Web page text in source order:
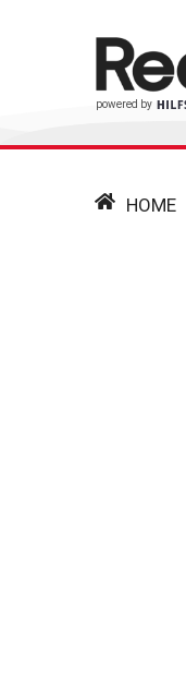
HOME